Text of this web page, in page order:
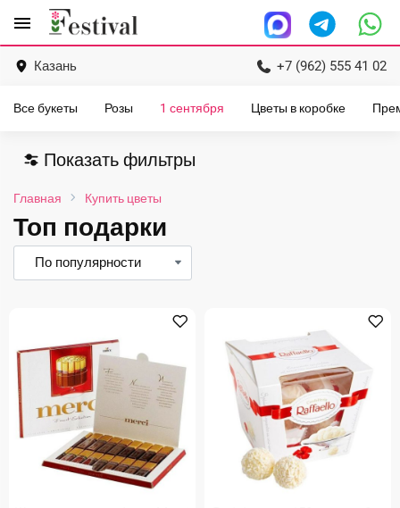
menu
Перейти
содержанию
Казань +7 (962) 555 41 02
Все букеты Розы 1 сентября Цветы в коробке
Главная Купить цветы
Топ подарки
Показать фильтры